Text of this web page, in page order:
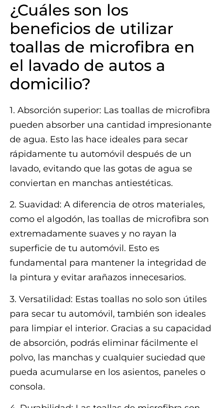
¿Cuáles son los
beneficios de utilizar
toallas de microfibra en
el lavado de autos a
domicilio?
1. Absorción superior: Las toallas de microfibra
pueden absorber una cantidad impresionante
de agua. Esto las hace ideales para secar
rápidamente tu automóvil después de un
lavado, evitando que las gotas de agua se
conviertan en manchas antiestéticas.
2. Suavidad: A diferencia de otros materiales,
como el algodón, las toallas de microfibra son
extremadamente suaves y no rayan la
superficie de tu automóvil. Esto es
fundamental para mantener la integridad de
la pintura y evitar arañazos innecesarios.
3. Versatilidad: Estas toallas no solo son útiles
para secar tu automóvil, también son ideales
para limpiar el interior. Gracias a su capacidad
de absorción, podrás eliminar fácilmente el
polvo, las manchas y cualquier suciedad que
pueda acumularse en los asientos, paneles o
consola.